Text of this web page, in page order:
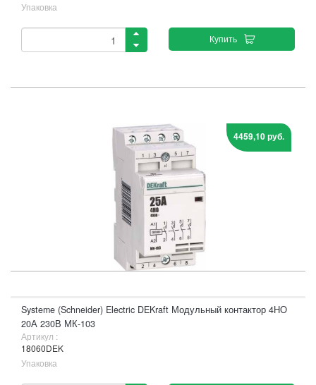
Упаковка
Купить
4459,10 руб.
Systeme (Schneider) Electric DEKraft Модульный контактор 4НО
20А 230В МК-103
Артикул :
18060DEK
Упаковка